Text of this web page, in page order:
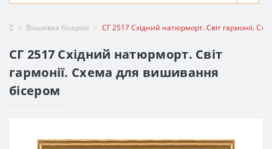
Вишивка бісером СГ 2517 Східний натюрморт. Світ гармонії.
СГ 2517 Східний натюрморт. Світ
гармонії. Схема для вишивання
бісером